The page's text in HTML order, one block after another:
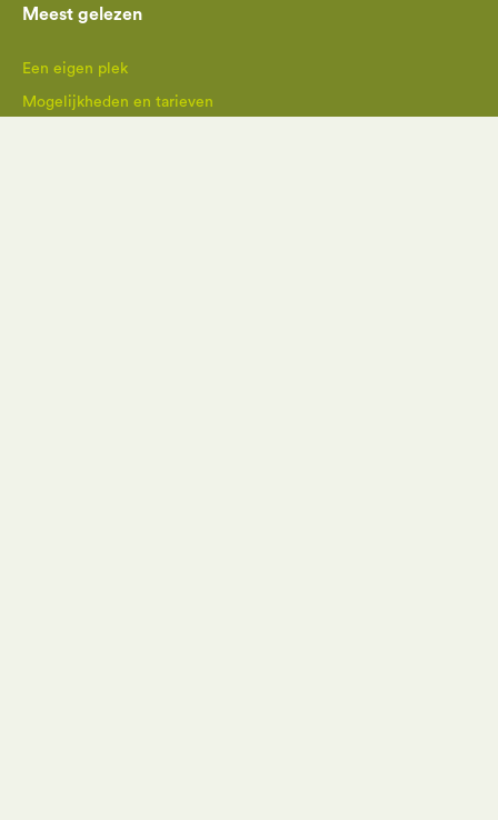
Meest gelezen
Een eigen plek
Mogelijkheden en tarieven